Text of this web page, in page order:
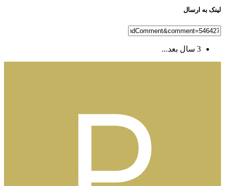
لینک به ارسال
3 سال بعد...